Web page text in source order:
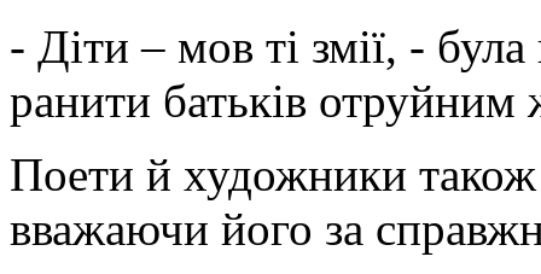
- Діти – мов ті змії, -
ранити батьків отруйним
Поети й художники також
вважаючи його за